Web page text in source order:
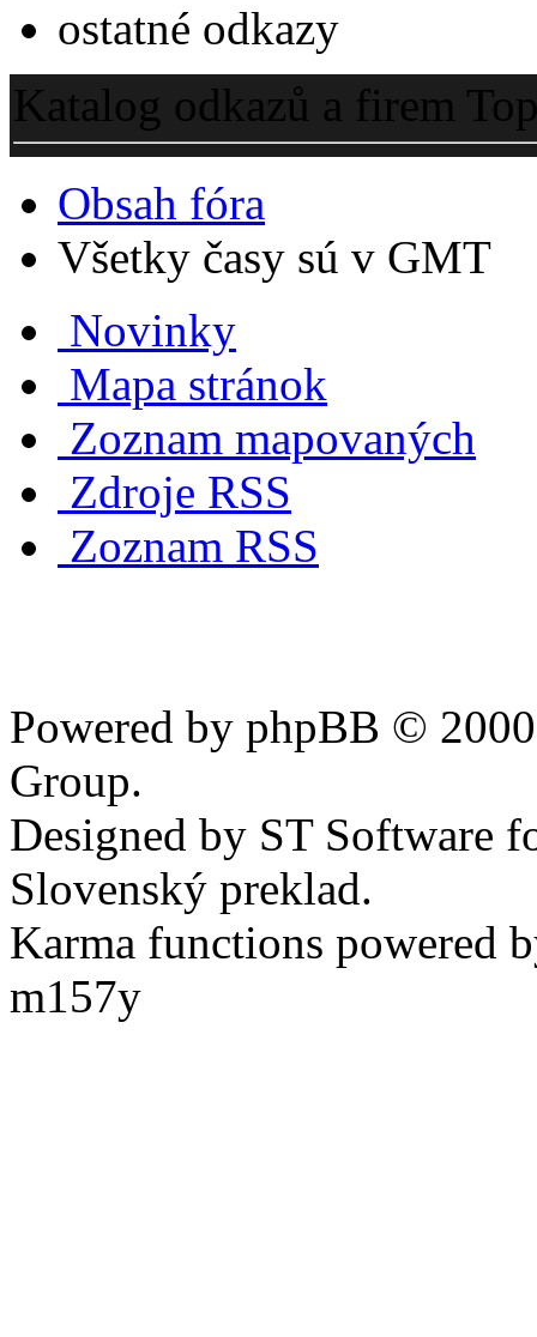
ostatné odkazy
Katalog odkazů a firem
Obsah fóra
Všetky časy sú v GMT
Novinky
Mapa stránok
Zoznam mapovaných
Zdroje RSS
Zoznam RSS
Powered by phpBB ©
Group.
Designed by ST Software
Slovenský preklad.
Karma functions powered
m157y